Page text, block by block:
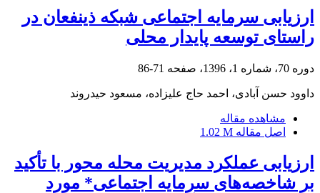
ارزیابی سرمایه اجتماعی شبکه ذینفعان در
راستای توسعه پایدار محلی
دوره 70، شماره 1، 1396، صفحه 71-86
داوود حسن آبادی، احمد حاج علیزاده، مسعود حیدروند
مشاهده مقاله
اصل مقاله 1.02 M
ارزیابی عملکرد مدیریت محله محور با تأکید
بر شاخصه‌های سرمایه اجتماعی* مورد